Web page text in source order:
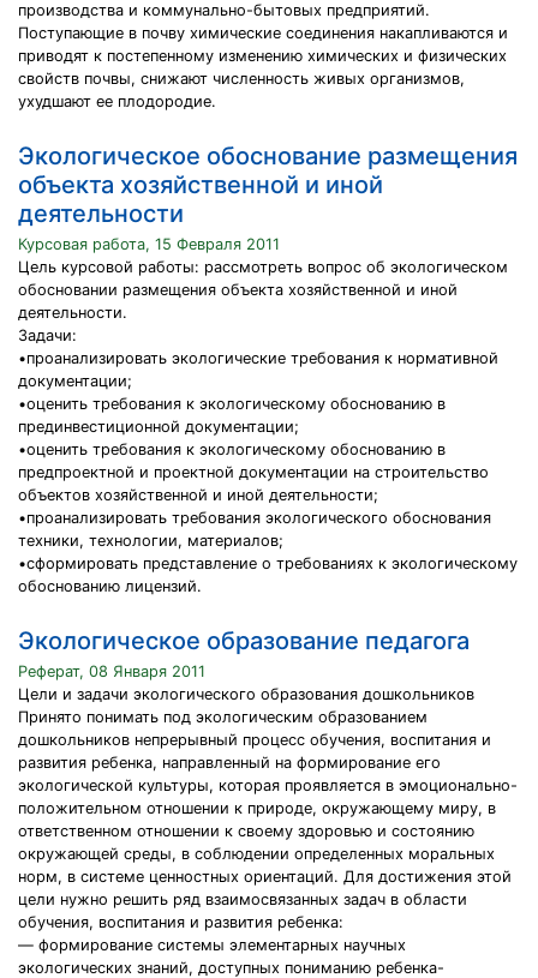
производства и коммунально-бытовых предприятий.
Поступающие в почву химические соединения накапливаются и
приводят к постепенному изменению химических и физических
свойств почвы, снижают численность живых организмов,
ухудшают ее плодородие.
Экологическое обоснование размещения
объекта хозяйственной и иной
деятельности
Курсовая работа, 15 Февраля 2011
Цель курсовой работы: рассмотреть вопрос об экологическом
обосновании размещения объекта хозяйственной и иной
деятельности.
Задачи:
•проанализировать экологические требования к нормативной
документации;
•оценить требования к экологическому обоснованию в
прединвестиционной документации;
•оценить требования к экологическому обоснованию в
предпроектной и проектной документации на строительство
объектов хозяйственной и иной деятельности;
•проанализировать требования экологического обоснования
техники, технологии, материалов;
•сформировать представление о требованиях к экологическому
обоснованию лицензий.
Экологическое образование педагога
Реферат, 08 Января 2011
Цели и задачи экологического образования дошкольников
Принято понимать под экологическим образованием
дошкольников непрерывный процесс обучения, воспитания и
развития ребенка, направленный на формирование его
экологической культуры, которая проявляется в эмоционально-
положительном отношении к природе, окружающему миру, в
ответственном отношении к своему здоровью и состоянию
окружающей среды, в соблюдении определенных моральных
норм, в системе ценностных ориентаций. Для достижения этой
цели нужно решить ряд взаимосвязанных задач в области
обучения, воспитания и развития ребенка:
— формирование системы элементарных научных
экологических знаний, доступных пониманию ребенка-